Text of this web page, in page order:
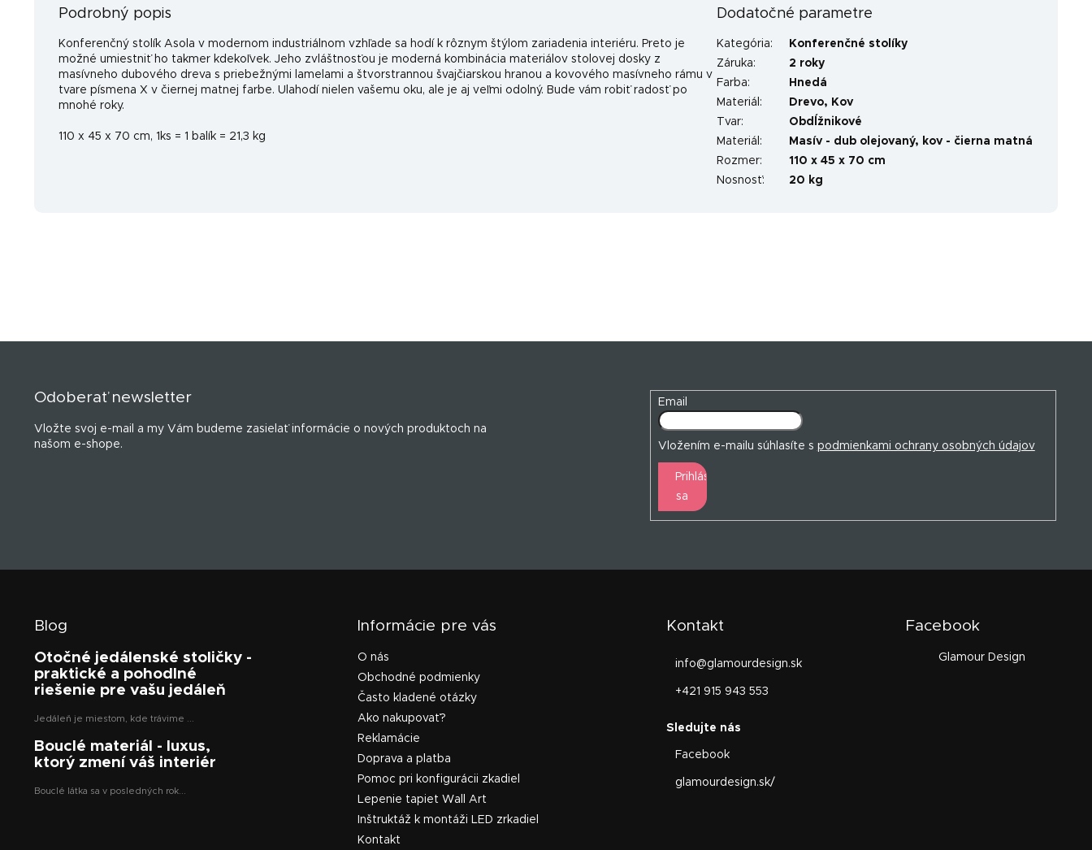
Podrobný popis
Konferenčný stolík Asola v modernom industriálnom vzhľade sa hodí k rôznym štýlom zariadenia interiéru. Preto je
možné umiestniť ho takmer kdekoľvek. Jeho zvláštnosťou je moderná kombinácia materiálov stolovej dosky z
masívneho dubového dreva s priebežnými lamelami a štvorstrannou švajčiarskou hranou a kovového masívneho rámu v
tvare písmena X v čiernej matnej farbe. Ulahodí nielen vašemu oku, ale je aj veľmi odolný. Bude vám robiť radosť po
mnohé roky.
110 x 45 x 70 cm, 1ks = 1 balík = 21,3 kg
Dodatočné parametre
Kategória:
Konferenčné stolíky
Záruka:
2 roky
Farba:
Hnedá
Materiál : Drevo, Kov
Tvar:
Obdĺžnikové
Materiál :
Masív - dub olejovaný, kov - čierna matná
Rozmer:
110 x 45 x 70 cm
Nosnosť: 20 kg
Odoberať newsletter
Vložte svoj e-mail a my Vám budeme zasielať informácie o nových produktoch na
našom e-shope.
Email
Vložením e-mailu súhlasíte s podmienkami ochrany osobných údajov
Prihlásiť
sa
Blog
Otočné jedálenské stoličky -
praktické a pohodlné
riešenie pre vašu jedáleň
Jedáleň je miestom, kde trávime ...
Bouclé materiál - luxus,
ktorý zmení váš interiér
Bouclé látka sa v posledných rok...
Informácie pre vás
O nás
Obchodné podmienky
Často kladené otázky
Ako nakupovať?
Reklamácie
Doprava a platba
Pomoc pri konfigurácii zkadiel
Lepenie tapiet Wall Art
Inštruktáž k montáži LED zrkadiel
Kontakt
Kontakt
info@glamourdesign.sk
+421 915 943 553
Facebook
glamourdesign.sk/
Facebook
Glamour Design